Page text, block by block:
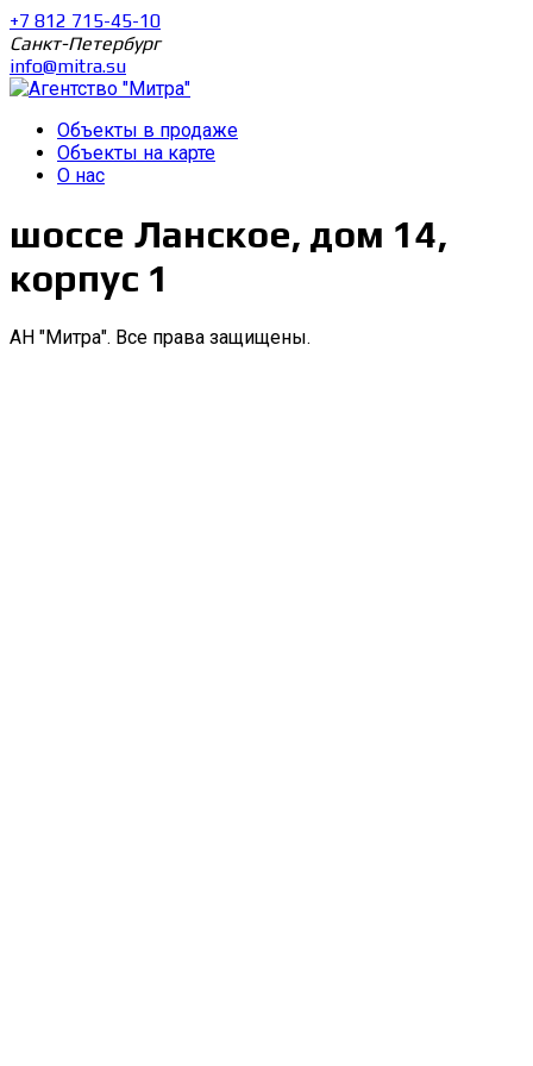
+7 812 715-45-10
Санкт-Петербург
info@mitra.su
Объекты в продаже
Объекты на карте
О нас
шоссе Ланское, дом 14,
корпус 1
АН "Митра". Все права защищены.